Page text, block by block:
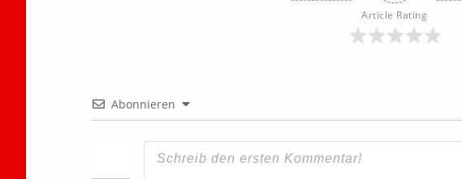
Article Rating
Abonnieren